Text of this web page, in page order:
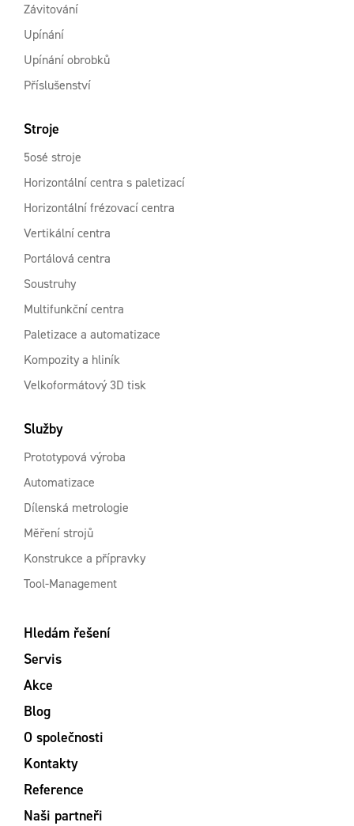
Závitování
Upínání
Upínání obrobků
Příslušenství
Stroje
5osé stroje
Horizontální centra s paletizací
Horizontální frézovací centra
Vertikální centra
Portálová centra
Soustruhy
Multifunkční centra
Paletizace a automatizace
Kompozity a hliník
Velkoformátový 3D tisk
Služby
Prototypová výroba
Automatizace
Dílenská metrologie
Měření strojů
Konstrukce a přípravky
Tool-Management
Hledám řešení
Servis
Akce
Blog
O společnosti
Kontakty
Reference
Naši partneři